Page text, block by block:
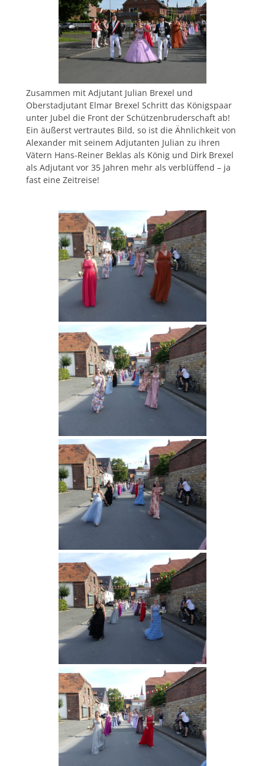
Zusammen mit Adjutant Julian Brexel und
Oberstadjutant Elmar Brexel Schritt das Königspaar
unter Jubel die Front der Schützenbruderschaft ab!
Ein äußerst vertrautes Bild, so ist die Ähnlichkeit von
Alexander mit seinem Adjutanten Julian zu ihren
Vätern Hans-Reiner Beklas als König und Dirk Brexel
als Adjutant vor 35 Jahren mehr als verblüffend – ja
fast eine Zeitreise!